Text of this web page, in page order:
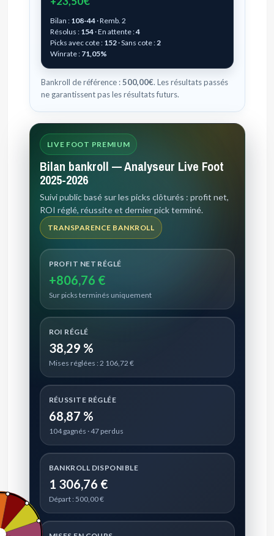
Bilan : 108-44· Remb. 2
Résolus : 154· En attente :4
Picks avec cote : 152· Sans cote : 2
Winrate : 71,05%
Bankroll de référence :500,00€. Les résultats passés
ne garantissent pas les résultats futurs.
LIVE FOOT PREMIUM
Bilan bankroll — Analyseur Live Foot
2025-2026
Suivi public basé sur les picks clôturés : profit net,
ROI réglé, réussite et dernier pick terminé.
TRANSPARENCE BANKROLL
PROFIT NET RÉGLÉ
+806,76 €
Sur picks terminés uniquement
ROI RÉGLÉ
38,29 %
Mises réglées : 2 106,72 €
RÉUSSITE RÉGLÉE
68,87 %
104 gagnés · 47 perdus
BANKROLL DISPONIBLE
1 306,76 €
Départ : 500,00 €